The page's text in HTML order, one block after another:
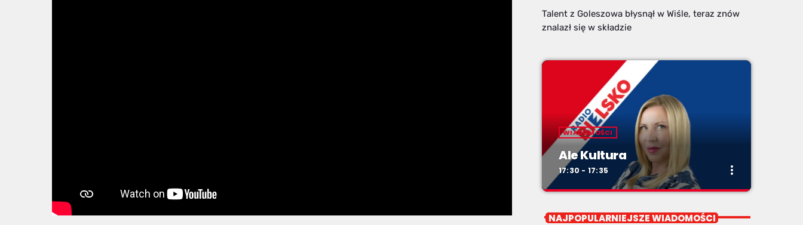
Talent z Goleszowa błysnął w Wiśle, teraz znów
znalazł się w składzie
WIADOMOŚCI
Ale Kultura
17:30 - 17:35 more_vert
Ale Kultura
NAJPOPULARNIEJSZE WIADOMOŚCI